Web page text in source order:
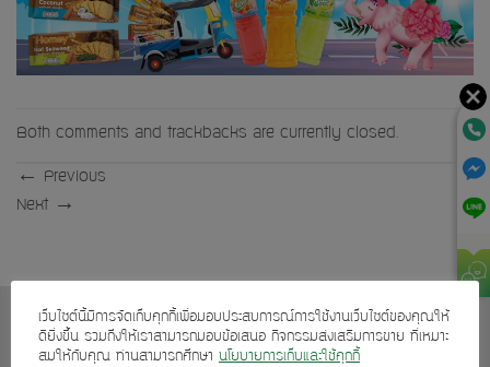
Both comments and trackbacks are currently closed.
←
Previous
Next →
เกี่ยวกับเรา
เว็บไซต์นี้มีการจัดเก็บคุกกี้เพื่อมอบประสบการณ์การใช้งานเว็บไซต์ของคุณให้
ดียิ่งขึ้น รวมถึงให้เราสามารถมอบข้อเสนอ กิจกรรมส่งเสริมการขาย ที่เหมาะ
สมให้กับคุณ ท่านสามารถศึกษา นโยบายการเก็บและใช้คุกกี้